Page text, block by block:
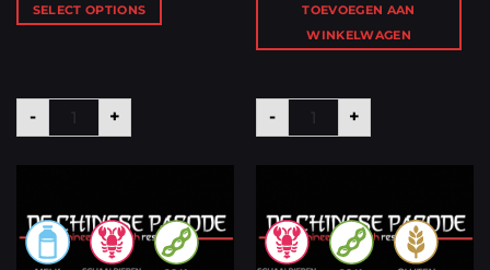
SELECT OPTIONS
-
Gado Gado aantal
+
TOEVOEGEN AAN
WINKELWAGEN
-
Wan Tan soep (soep
+